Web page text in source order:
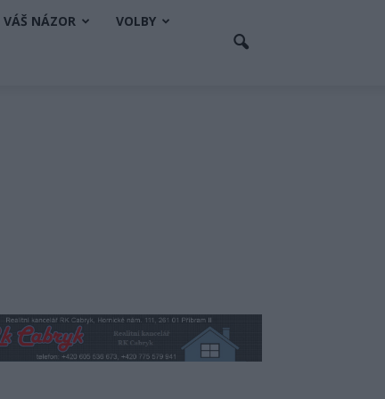
VÁŠ NÁZOR VOLBY